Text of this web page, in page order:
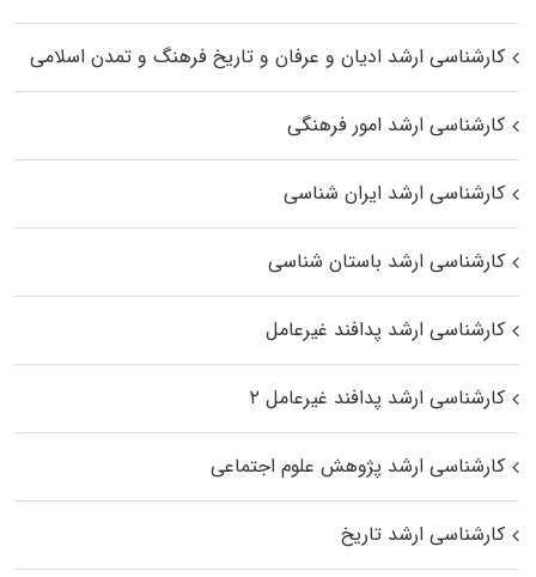
کارشناسی ارشد ادیان و عرفان و تاریخ فرهنگ و تمدن اسلامی
کارشناسی ارشد امور فرهنگی
کارشناسی ارشد ایران شناسی
کارشناسی ارشد باستان شناسی
کارشناسی ارشد پدافند غیرعامل
کارشناسی ارشد پدافند غیرعامل ۲
کارشناسی ارشد پژوهش علوم اجتماعی
کارشناسی ارشد تاریخ